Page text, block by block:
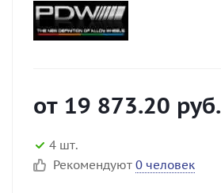
от 19 873.20 руб.
4 шт.
Рекомендуют 0 человек